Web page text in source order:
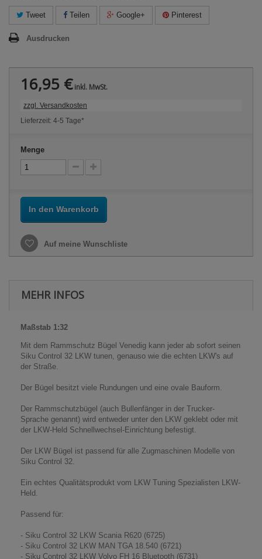
Tweet Teilen Google+ Pinterest
Ausdrucken
16,95 €inkl. MwSt.
zzgl. Versandkosten
Lieferzeit: 4-5 Tage*
Menge
In den Warenkorb
Auf meine Wunschliste
MEHR INFOS
Maßstab 1:32
Mit dem Rammschutz Bügel Venedig kann jeder ab sofort seinen
Siku Control 32 LKW tunen, genauso wie die echten LKW's auf
der Straße.
Der Bügel besitzt viele Rundungen und eine ovale Bauform.
Der Rammschutzbügel (auch Bullenfänger in der Trucker-
Sprache genannt) wird entweder unter den LKW geklebt oder mit
der LKW-Held Schnellwechsel-Einrichtung befestigt.
Der LKW Bügel ist passend für alle Zugmaschinen Modelle von
Siku Control 32.
Ein echtes Qualitätsprodukt vom LKW Tuning Spezialisten LKW-
Held.
Passend für:
- Siku Control 32 LKW Scania R620 (6725)
- Siku Control 32 LKW MAN TGA 18.540 (6721)
- Siku Control 32 LKW Volvo FH 16 Bluetooth (6731)